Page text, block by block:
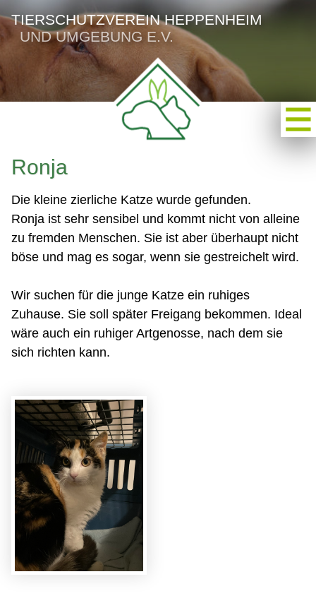
TIERSCHUTZVEREIN HEPPENHEIM
UND UMGEBUNG E.V.
Ronja
Die kleine zierliche Katze wurde gefunden.
Ronja ist sehr sensibel und kommt nicht von alleine
zu fremden Menschen. Sie ist aber überhaupt nicht
böse und mag es sogar, wenn sie gestreichelt wird.
Wir suchen für die junge Katze ein ruhiges
Zuhause. Sie soll später Freigang bekommen. Ideal
wäre auch ein ruhiger Artgenosse, nach dem sie
sich richten kann.